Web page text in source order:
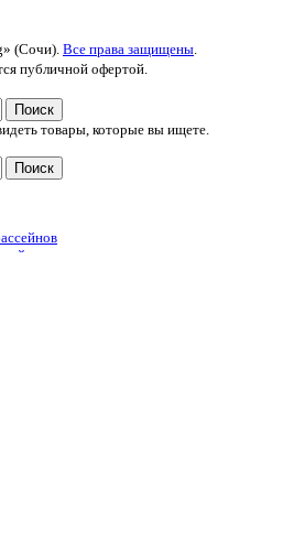
(Сочи). Все права защищены
публичной офертой.
Поиск
товары, которые вы ищете.
Поиск